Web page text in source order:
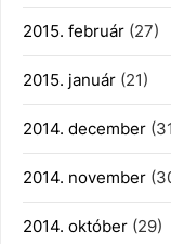
2015. február (27)
2015. január (21)
2014. december
2014. november
2014. október (29)